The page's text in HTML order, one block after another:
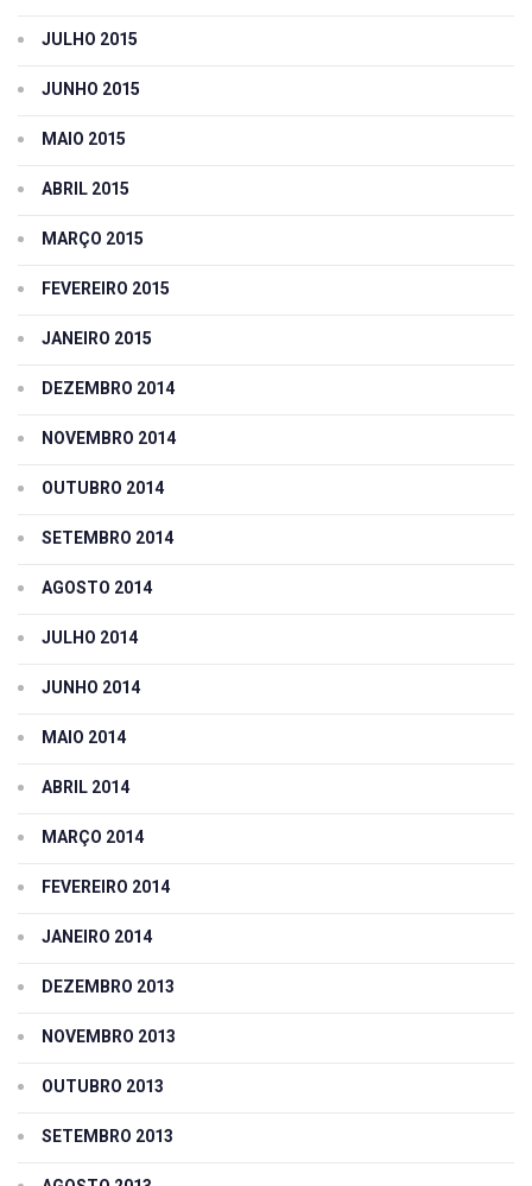
JULHO 2015
JUNHO 2015
MAIO 2015
ABRIL 2015
MARÇO 2015
FEVEREIRO 2015
JANEIRO 2015
DEZEMBRO 2014
NOVEMBRO 2014
OUTUBRO 2014
SETEMBRO 2014
AGOSTO 2014
JULHO 2014
JUNHO 2014
MAIO 2014
ABRIL 2014
MARÇO 2014
FEVEREIRO 2014
JANEIRO 2014
DEZEMBRO 2013
NOVEMBRO 2013
OUTUBRO 2013
SETEMBRO 2013